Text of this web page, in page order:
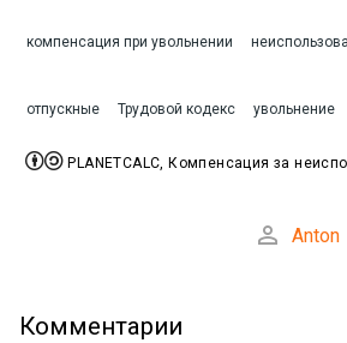
компенсация при увольнении
отпускные Трудовой кодекс увольнение
 PLANETCALC, Компенсация за
 Anton
Комментарии